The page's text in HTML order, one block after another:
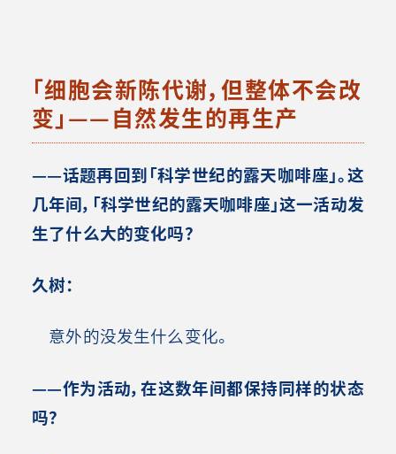
「细胞会新陈代谢，但整体不会改
变」——自然发生的再生产
——话题再回到「科学世纪的露天咖啡座」。这
几年间，「科学世纪的露天咖啡座」这一活动发
生了什么大的变化吗？
久树：
意外的没发生什么变化。
——作为活动，在这数年间都保持同样的状态
吗？